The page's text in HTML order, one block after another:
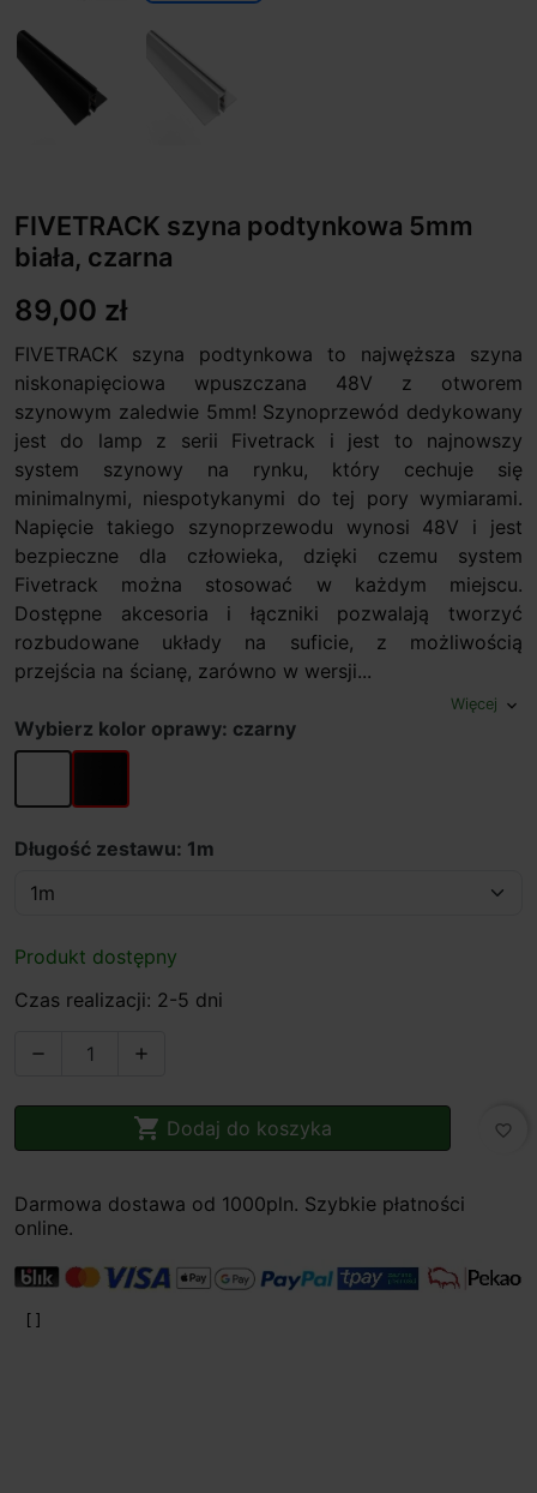
FIVETRACK szyna podtynkowa 5mm
biała, czarna
89,00 zł
FIVETRACK szyna podtynkowa to najwęższa szyna
niskonapięciowa wpuszczana 48V z otworem
szynowym zaledwie 5mm! Szynoprzewód dedykowany
jest do lamp z serii Fivetrack i jest to najnowszy
system szynowy na rynku, który cechuje się
minimalnymi, niespotykanymi do tej pory wymiarami.
Napięcie takiego szynoprzewodu wynosi 48V i jest
bezpieczne dla człowieka, dzięki czemu system
Fivetrack można stosować w każdym miejscu.
Dostępne akcesoria i łączniki pozwalają tworzyć
rozbudowane układy na suficie, z możliwością
przejścia na ścianę, zarówno w wersji...
Więcej expand_more
Wybierz kolor oprawy: czarny
biały czarny
Długość zestawu: 1m
Produkt dostępny
Czas realizacji: 2-5 dni
 
 Dodaj do koszyka favorite_border
Darmowa dostawa od 1000pln. Szybkie płatności
online.